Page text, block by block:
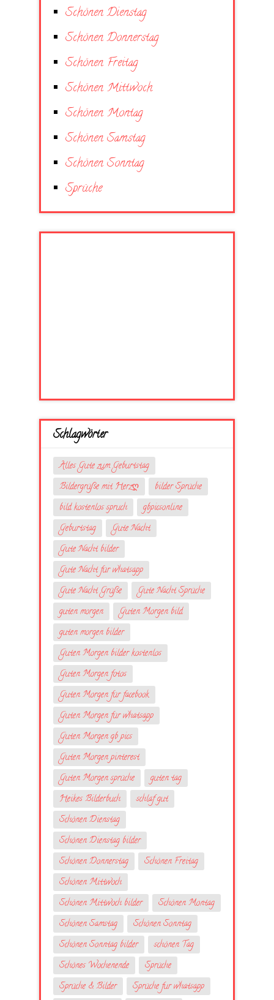
Schönen Dienstag
Schönen Donnerstag
Schönen Freitag
Schönen Mittwoch
Schönen Montag
Schönen Samstag
Schönen Sonntag
Sprüche
Schlagwörter
Alles Gute zum Geburtstag
Bildergrüße mit Herzღ
bilder Sprüche
bild kostenlos spruch
gbpicsonline
Geburtstag
Gute Nacht
Gute Nacht bilder
Gute Nacht für whatsapp
Gute Nacht Grüße
Gute Nacht Sprüche
guten morgen
Guten Morgen bild
guten morgen bilder
Guten Morgen bilder kostenlos
Guten Morgen fotos
Guten Morgen für facebook
Guten Morgen für whatsapp
Guten Morgen gb pics
Guten Morgen pinterest
Guten Morgen sprüche
guten tag
Heikes Bilderbuch
schlaf gut
Schönen Dienstag
Schönen Dienstag bilder
Schönen Donnerstag
Schönen Freitag
Schönen Mittwoch
Schönen Mittwoch bilder
Schönen Montag
Schönen Samstag
Schönen Sonntag
Schönen Sonntag bilder
schönen Tag
Schönes Wochenende
Sprüche
Sprüche & Bilder
Sprüche fur whatsapp